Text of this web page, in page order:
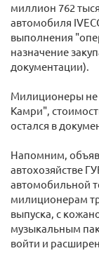
миллион 762
автомобиля
выполнения
назначение
документации).
Милиционеры не
Камри",
остался в
Напомним,
автохозяйстве
автомобильной
милиционерам
выпуска, с
музыкальным
войти и